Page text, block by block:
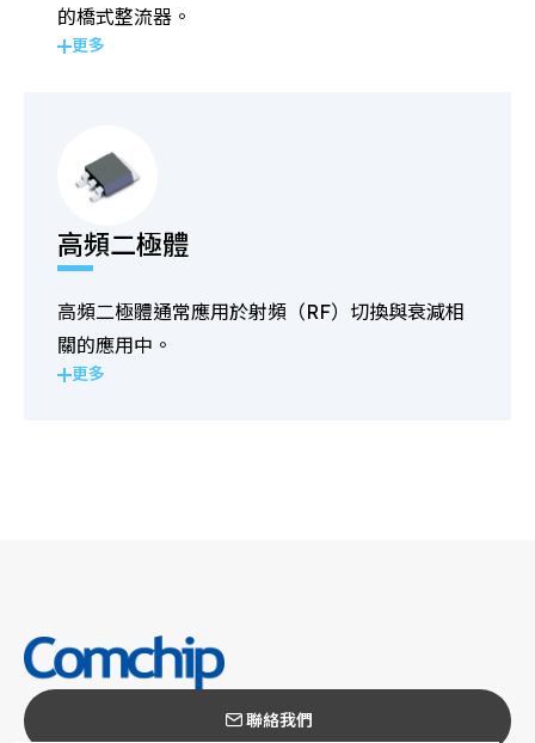
的橋式整流器。
更多
高頻二極體
高頻二極體通常應用於射頻（RF）切換與衰減相
關的應用中。
更多
聯絡我們